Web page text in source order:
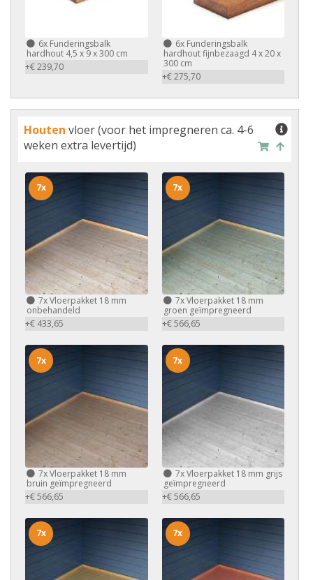
6x Funderingsbalk
hardhout 4,5 x 9 x 300 cm
+€ 239,70
6xFunderingsbalk
hardhout fijnbezaagd 4 x 20 x
300 cm
+€ 275,70
Houten vloer (voor het impregneren ca. 4-6
weken extra levertijd)
7xVloerpakket 18 mm
onbehandeld
+€ 433,65
7x
7xVloerpakket 18 mm
groen geïmpregneerd
+€ 566,65
7x
7xVloerpakket 18 mm
bruin geïmpregneerd
+€ 566,65
7x
7xVloerpakket 18 mm grijs
geïmpregneerd
+€ 566,65
7x
7x 7x